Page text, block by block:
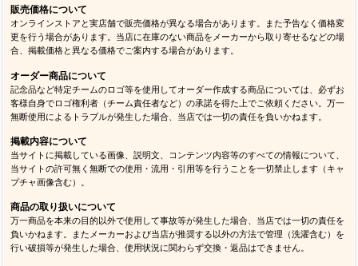
販売価格について
オンラインストアと実店舗で販売価格が異なる場合があります。また予告なく価格変
更を行う場合があります。当店に在庫のない商品をメーカーから取り寄せるなどの場
合、掲載価格と異なる価格でご案内する場合があります。
オーダー商品について
記念品など特定チームのロゴ等を使用してオーダー作成する商品については、必ずお
客様自身でロゴ権利者（チーム責任者など）の承諾を得た上でご依頼ください。万一
無断使用によるトラブルが発生した場合、当店では一切の責任を負いかねます。
掲載内容について
当サイトに掲載している画像、説明文、コンテンツ内容等のすべての情報について、
当サイトの許可無く無断での使用・流用・引用等を行うことを一切禁止します（キャ
プチャ画像含む）。
商品の取り扱いについて
万一商品を本来の目的以外で使用して事故等が発生した場合、当店では一切の責任を
負いかねます。またメーカーおよび当店が推奨する以外の方法で管理（洗濯含む）を
行い破損等が発生した場合、使用状況に関わらず交換・返品はできません。